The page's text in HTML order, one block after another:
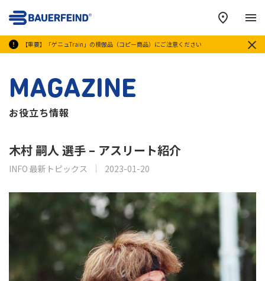
【重要】「ゲニュTrain」の模倣品（コピー商品）にご注意ください
メ
MAGAZINE
お役立ち情報
木村 嗣人 選手 – アスリート紹介
INFO 最新トピックス 2023-01-20